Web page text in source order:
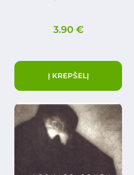
3.90 €
Į KREPŠELĮ